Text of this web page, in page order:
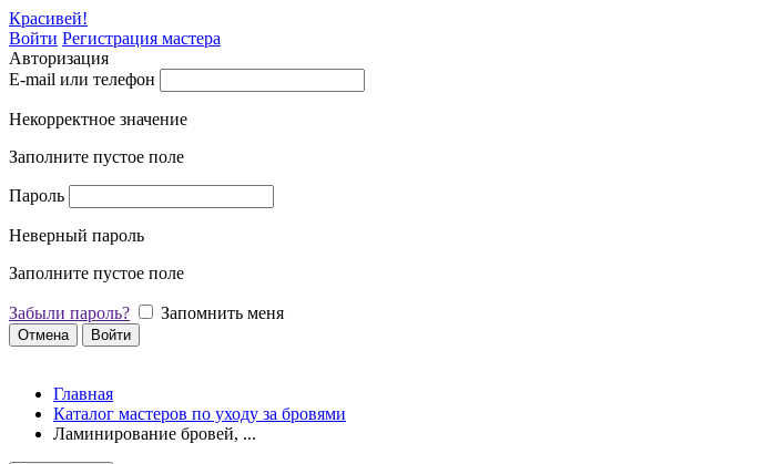
Красивей!
Войти Регистрация мастера
Авторизация
E-mail или телефон
Некорректное значение
Заполните пустое поле
Пароль
Неверный пароль
Заполните пустое поле
Забыли пароль? Запомнить меня
Отмена Войти
Главная
Каталог мастеров по уходу за бровями
Ламинирование бровей, ...